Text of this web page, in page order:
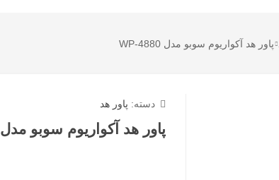
پاور هد آکواریوم سوبو مدل WP-4880
دسته: پاور هد
پاور هد آکواریوم سوبو مدل WP-4880